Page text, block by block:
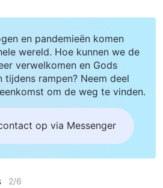
en pandemieën komen
wereld. Hoe kunnen we de
verwelkomen en Gods
tijdens rampen? Neem deel
om de weg te vinden.
op via Messenger
2/6